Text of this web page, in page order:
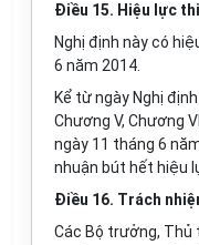
Điều 15. Hiệu lực
Nghị định này có
6 năm 2014.
Kể từ ngày Nghị
Chương V, Chương
ngày 11 tháng 6
nhuận bút hết hiệu
Điều 16. Trách
Các Bộ trưởng, Thủ